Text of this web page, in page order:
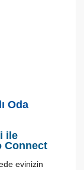
Oda
ile
Connect
evinizin